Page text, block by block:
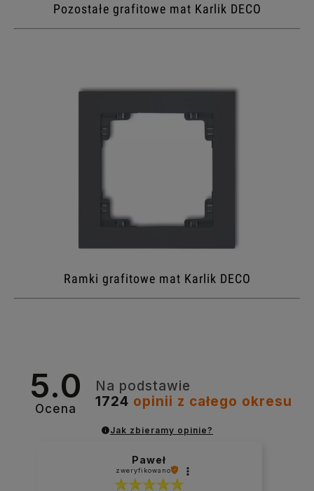
Pozostałe grafitowe mat Karlik DECO
Ramki grafitowe mat Karlik DECO
5.0
Ocena
Na podstawie
1724 opinii z całego okresu
Jak zbieramy opinie?
Paweł
zweryfikowano